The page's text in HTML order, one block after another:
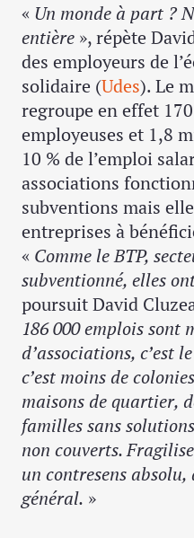
« Un monde à part ?
entière », répète
des employeurs de
solidaire (Udes). Le
regroupe en effet
employeuses et 1,8
10 % de l’emploi
associations
subventions mais
entreprises à
« Comme le BTP,
subventionné, elles
poursuit David
186 000 emplois sont
d’associations, c’est
c’est moins de
maisons de quartier,
familles sans
non couverts.
un contresens
général. »